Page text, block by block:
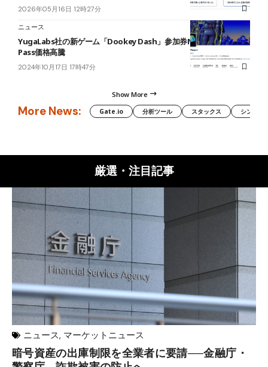
2026年05月16日 12時27分
ニュース
YugaLabs社の新ゲーム「Dookey Dash」参加券NFT、Sewer
Pass価格高騰
2024年10月17日 17時47分
Show More
More News: Gate.io 分析ツール スタックス シンボル
厳選・注目記事
ニュース, マーケットニュース
暗号資産の出庫制限を全業者に要請──金融庁・